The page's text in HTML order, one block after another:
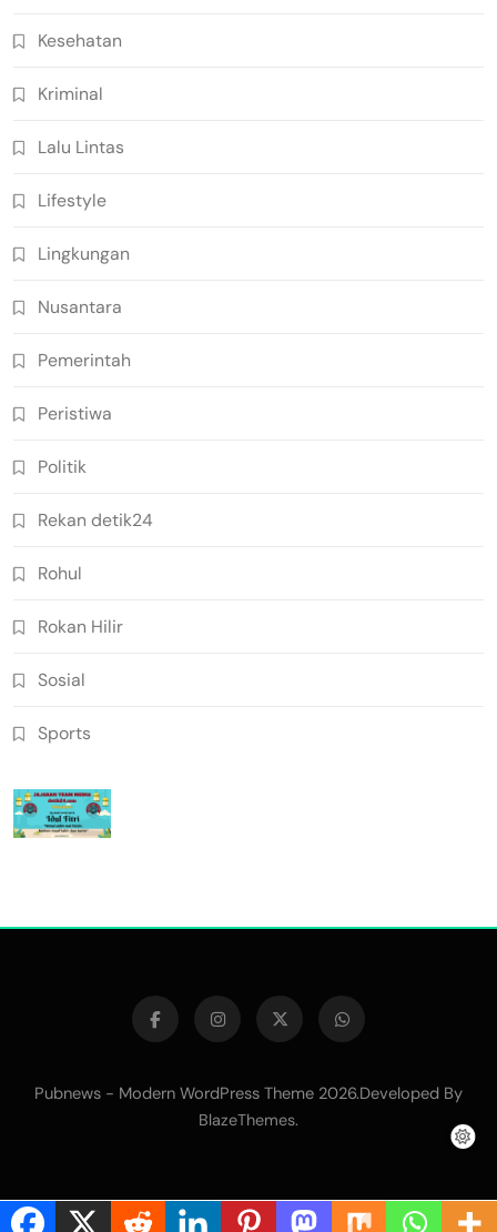
Kesehatan
Kriminal
Lalu Lintas
Lifestyle
Lingkungan
Nusantara
Pemerintah
Peristiwa
Politik
Rekan detik24
Rohul
Rokan Hilir
Sosial
Sports
Pubnews - Modern WordPress Theme 2026.Developed By
BlazeThemes.